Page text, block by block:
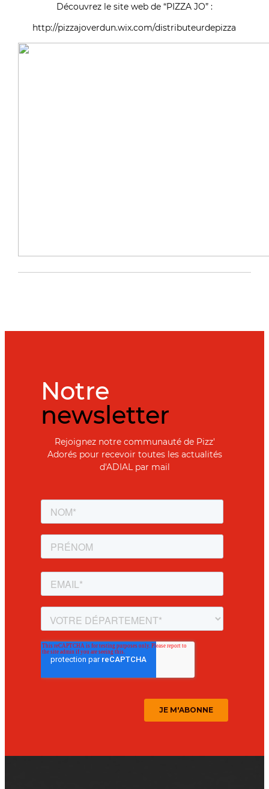
Découvrez le site web de “PIZZA JO” :
http://pizzajoverdun.wix.com/distributeurdepizza
Notre
newsletter
Rejoignez notre communauté de Pizz'
Adorés pour recevoir toutes les actualités
d'ADIAL par mail